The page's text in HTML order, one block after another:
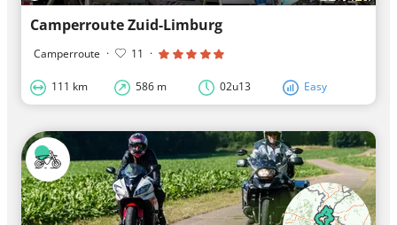
Camperroute Zuid-Limburg
Camperroute · 11 ·
111 km 586 m 02u13 Easy